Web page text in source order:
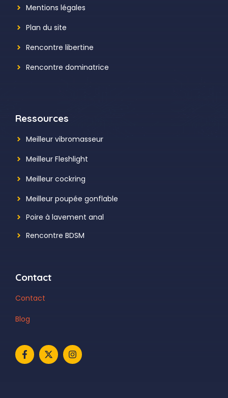
Mentions légales
Plan du site
Rencontre libertine
Rencontre dominatrice
Ressources
Meilleur vibromasseur
Meilleur Fleshlight
Meilleur cockring
Meilleur poupée gonflable
Poire à lavement anal
Rencontre BDSM
Contact
Contact
Blog